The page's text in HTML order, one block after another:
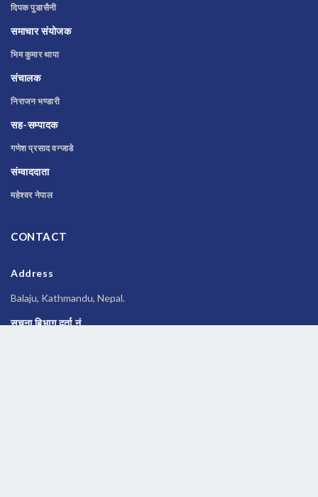
दिपक पुडासैनी
समाचार संयोजक
भिम कुमार थापा
संचालक
निराजन भण्डारी
सह-सम्पादक
गणेश प्रसाद वन्जाडे
संम्वाददाता
महेश्वर नेपाल
CONTACT
Address
Balaju, Kathmandu, Nepal.
सूचना बिभाग दर्ता नं